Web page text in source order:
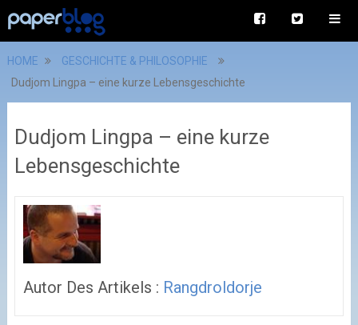
HOME
GESCHICHTE & PHILOSOPHIE
Dudjom Lingpa – eine kurze Lebensgeschichte
Dudjom Lingpa – eine kurze
Lebensgeschichte
Autor Des Artikels : Rangdroldorje